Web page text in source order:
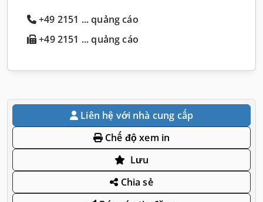
+49 2151 ... quảng cáo
+49 2151 ... quảng cáo
Liên hệ với nhà cung cấp
Chế độ xem in
Lưu
Chia sẻ